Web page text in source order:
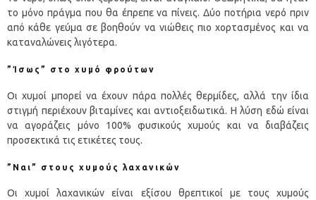
το μόνο πράγμα που θα έπρεπε να πίνεις. Δύο ποτήρια νερό πριν
από κάθε γεύμα σε βοηθούν να νιώθεις πιο χορτασμένος και να
καταναλώνεις λιγότερα.
”Ίσως” στο χυμό φρούτων
Οι χυμοί μπορεί να έχουν πάρα πολλές θερμίδες, αλλά την ίδια
στιγμή περιέχουν βιταμίνες και αντιοξειδωτικά. Η λύση εδώ είναι
να αγοράζεις μόνο 100% φυσικούς χυμούς και να διαβάζεις
προσεκτικά τις ετικέτες τους.
”Ναι” στους χυμούς λαχανικών
Οι χυμοί λαχανικών είναι εξίσου θρεπτικοί με τους χυμούς